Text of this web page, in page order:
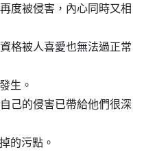
度被侵害，內心同時又相
格被人喜愛也無法過正常
生。
己的侵害已帶給他們很深
的污點。